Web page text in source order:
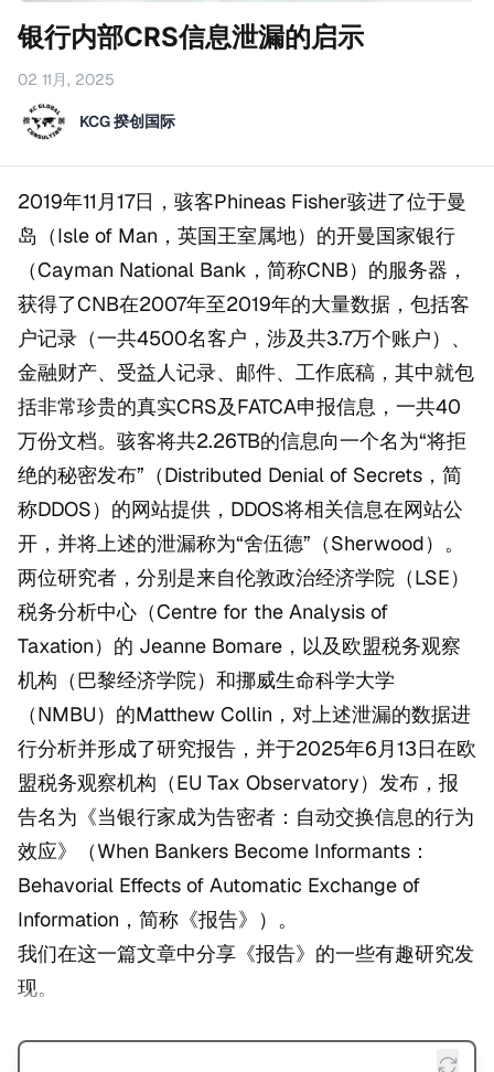
银行内部CRS信息泄漏的启示
02 11月, 2025
KCG 揆创国际
2019年11月17日，骇客Phineas Fisher骇进了位于曼
岛（Isle of Man，英国王室属地）的开曼国家银行
（Cayman National Bank，简称CNB）的服务器，
获得了CNB在2007年至2019年的大量数据，包括客
户记录（一共4500名客户，涉及共3.7万个账户）、
金融财产、受益人记录、邮件、工作底稿，其中就包
括非常珍贵的真实CRS及FATCA申报信息，一共40
万份文档。骇客将共2.26TB的信息向一个名为“将拒
绝的秘密发布”（Distributed Denial of Secrets，简
称DDOS）的网站提供，DDOS将相关信息在网站公
开，并将上述的泄漏称为“舍伍德”（Sherwood）。
两位研究者，分别是来自伦敦政治经济学院（LSE）
税务分析中心（Centre for the Analysis of
Taxation）的 Jeanne Bomare，以及欧盟税务观察
机构（巴黎经济学院）和挪威生命科学大学
（NMBU）的Matthew Collin，对上述泄漏的数据进
行分析并形成了研究报告，并于2025年6月13日在欧
盟税务观察机构（EU Tax Observatory）发布，报
告名为《当银行家成为告密者：自动交换信息的行为
效应》（When Bankers Become Informants：
Behavorial Effects of Automatic Exchange of
Information，简称《报告》）。
我们在这一篇文章中分享《报告》的一些有趣研究发
现。